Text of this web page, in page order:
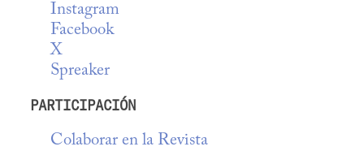
Instagram
Facebook
X
Spreaker
PARTICIPACIÓN
Colaborar en la Revista